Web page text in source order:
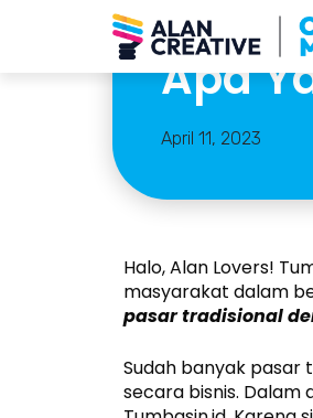
Apa
April 11, 2023
Halo, Alan Lovers!
masyarakat dalam
pasar tradisional
Sudah banyak pasar
secara bisnis.